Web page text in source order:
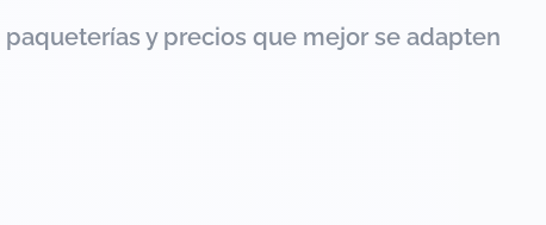
paqueterías y precios que mejor se adapten